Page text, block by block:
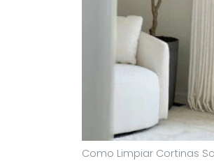
Como Limpiar Cortinas